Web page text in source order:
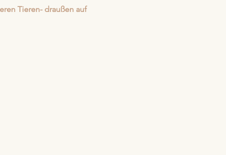
Tieren- draußen auf